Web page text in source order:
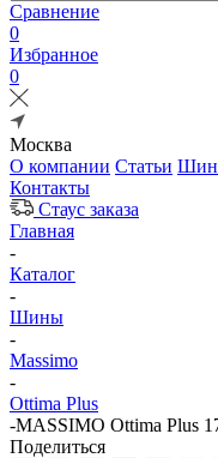
Сравнение
0
Избранное
0
Москва
О компании Статьи
Контакты
Стаус заказа
Главная
-
Каталог
-
Шины
-
Massimo
-
Ottima Plus
-MASSIMO Ottima Plus
Поделиться